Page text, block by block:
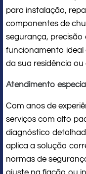
para instalação,
componentes de
segurança, precisão
funcionamento ideal
da sua residência ou
Atendimento
Com anos de
serviços com alto
diagnóstico
aplica a solução
normas de